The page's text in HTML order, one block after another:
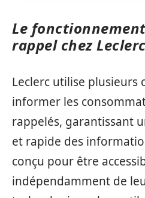
Le
rappel chez Leclerc
Leclerc utilise plusieurs
informer les
rappelés, garantissant
et rapide des
conçu pour être
indépendamment de